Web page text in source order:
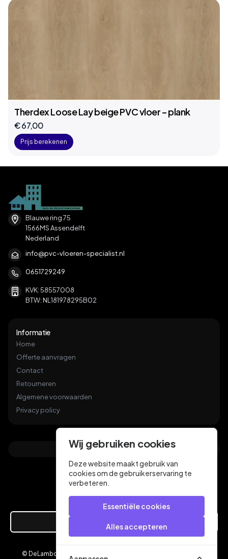
Therdex Loose Lay beige PVC vloer – plank
€ 67,00
Prijs berekenen
Blauwe ring 75
1566MS Assendelft
Nederland
info@pvc-vloeren-specialist.nl
0651729249
KVK: 58557008
BTW: NL181978295B02
Informatie
Home
Offerte aanvragen
Contact
Retourneren
Algemene voorwaarden
Privacy policy
Hier de overeenkomst ontbinden
© DeLamboyVloeren.nl 2026
Wij gebruiken cookies
Deze website maakt gebruik van
cookies om de gebruikerservaring te
verbeteren.
Essentiële cookies
Alles accepteren